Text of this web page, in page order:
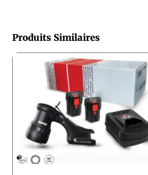
Produits Similaires